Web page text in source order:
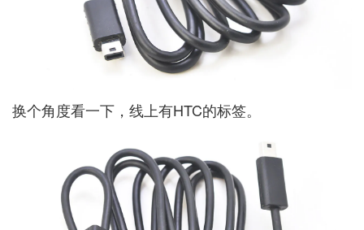
换个角度看一下，线上有HTC的标签。